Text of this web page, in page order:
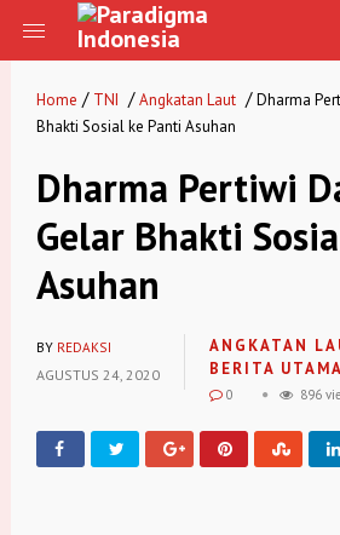
Home / TNI / Angkatan Laut / Dharma
Bhakti Sosial ke Panti Asuhan
Dharma Pertiwi
Gelar Bhakti
Asuhan
BY REDAKSI
AGUSTUS 24, 2020
ANGKATAN
BERITA UTAMA
0 896